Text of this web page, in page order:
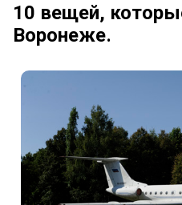
Направления
Онлайн табло
Правила онлайн-
Отмена и возврат билетов
О компании
10 вещей,
Воронеже․